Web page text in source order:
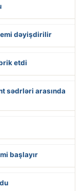
dəyişdirilir
etdi
sədrləri arasında
başlayır